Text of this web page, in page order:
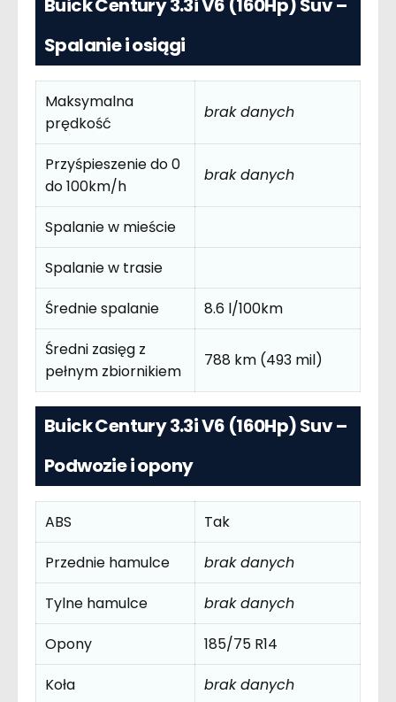
Buick Century 3.3i V6 (160Hp) Suv –
Spalanie i osiągi
Maksymalna
prędkość
brak danych
Przyśpieszenie do 0
do 100km/h
brak danych
Spalanie w mieście
Spalanie w trasie
Średnie spalanie
8.6 l/100km
Średni zasięg z
pełnym zbiornikiem
788 km (493 mil)
Buick Century 3.3i V6 (160Hp) Suv –
Podwozie i opony
ABS
Tak
Przednie hamulce
brak danych
Tylne hamulce
brak danych
Opony
185/75 R14
Koła
brak danych